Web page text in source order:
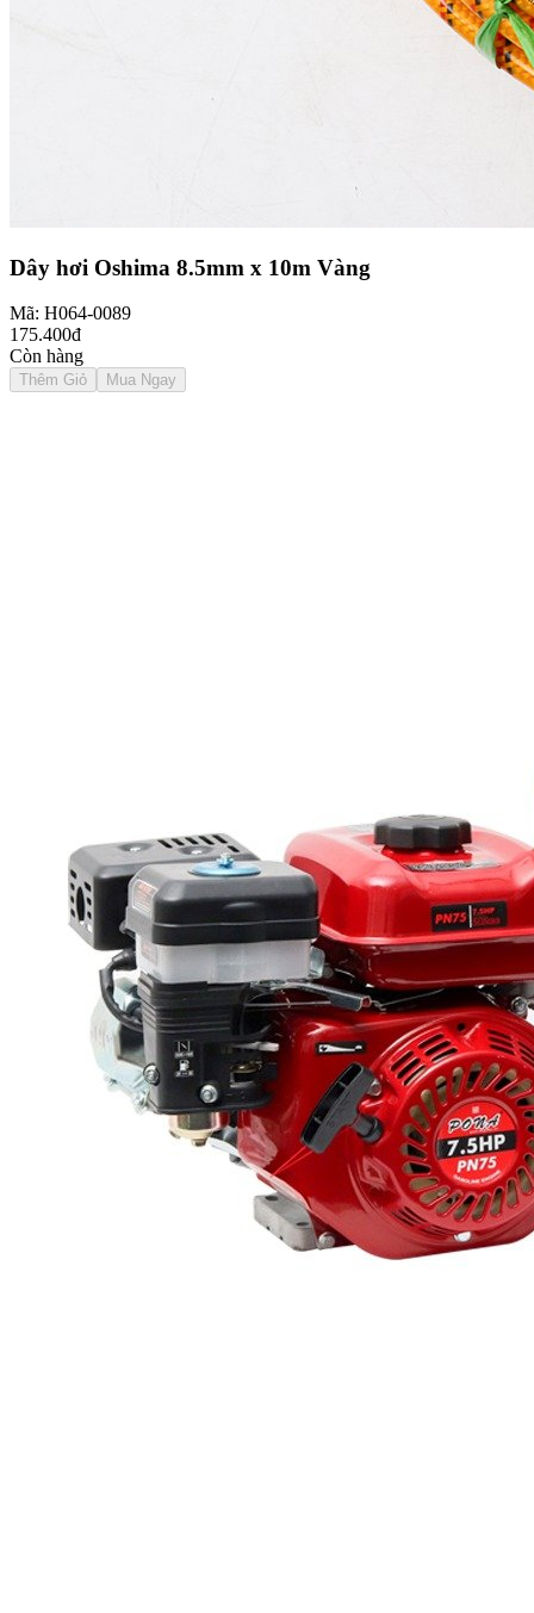
Dây hơi Oshima 8.5mm x 10m Vàng
Mã: H064-0089
175.400đ
Còn hàng
Thêm Giỏ Mua Ngay